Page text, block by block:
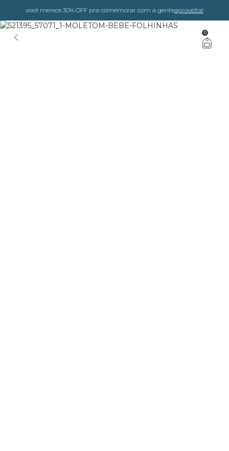
você merece 30% OFF pra comemorar com a genteaproveita!
0